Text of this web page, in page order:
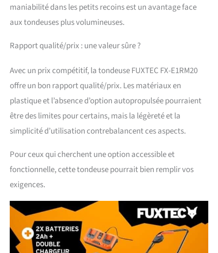
maniabilité dans les petits recoins est un avantage face
aux tondeuses plus volumineuses.
Rapport qualité/prix : une valeur sûre ?
Avec un prix compétitif, la tondeuse FUXTEC FX-E1RM20
offre un bon rapport qualité/prix. Les matériaux en
plastique et l’absence d’option autopropulsée pourraient
être des limites pour certains, mais la légèreté et la
simplicité d’utilisation contrebalancent ces aspects.
Pour ceux qui cherchent une option accessible et
fonctionnelle, cette tondeuse pourrait bien remplir vos
exigences.